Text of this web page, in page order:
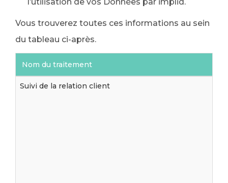
Vous trouverez toutes ces informations au sein
du tableau ci-après.
Nom du traitement
Suivi de la relation client